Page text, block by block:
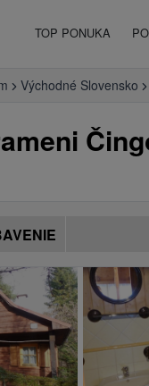
TOP PONUKA
Východné Slovensko